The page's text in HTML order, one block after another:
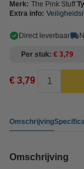
Merk: The Pink Stuff
Extra info:
Direct leverbaar
Per stuk € 3,79
€ 3,79
Omschrijving
Omschrijving